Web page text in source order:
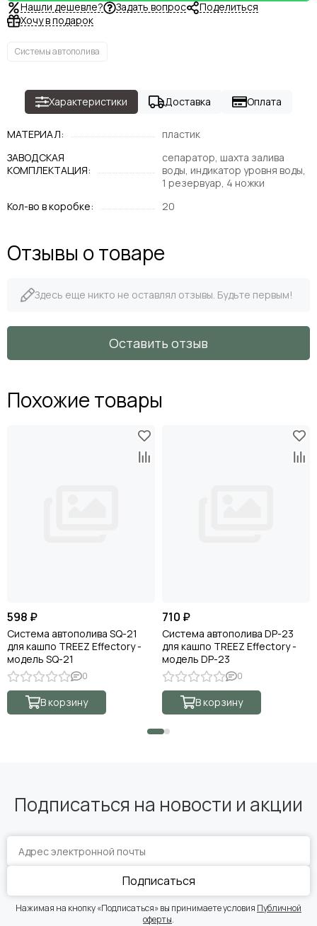
Нашли дешевле? Задать вопрос
Поделиться
Хочу в подарок
Системы автополива
Характеристики Доставка Оплата
МАТЕРИАЛ:
пластик
ЗАВОДСКАЯ
КОМПЛЕКТАЦИЯ:
сепаратор, шахта залива
воды, индикатор уровня воды,
1 резервуар, 4 ножки
Кол-во в коробке:
20
Отзывы о товаре
Здесь еще никто не оставлял отзывы. Будьте первым!
Оставить отзыв
Похожие товары
598 ₽
Система автополива SQ-21
для кашпо TREEZ Effectory -
модель SQ-21
0
В корзину
710 ₽
Система автополива DP-23
для кашпо TREEZ Effectory -
модель DP-23
0
В корзину
Подписаться на новости и акции
Подписаться
Нажимая на кнопку «Подписаться» вы принимаете условия Публичной
оферты.